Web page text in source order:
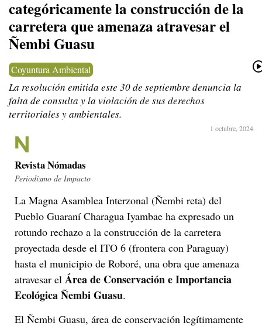
categóricamente la construcción de la
carretera que amenaza atravesar el
Ñembi Guasu
Coyuntura Ambiental
La resolución emitida este 30 de septiembre denuncia la
falta de consulta y la violación de sus derechos
territoriales y ambientales.
1 octubre, 2024
Revista Nómadas
Periodismo de Impacto
La Magna Asamblea Interzonal (Ñembi reta) del
Pueblo Guaraní Charagua Iyambae ha expresado un
rotundo rechazo a la construcción de la carretera
proyectada desde el ITO 6 (frontera con Paraguay)
hasta el municipio de Roboré, una obra que amenaza
atravesar el Área de Conservación e Importancia
Ecológica Ñembi Guasu.
El Ñembi Guasu, área de conservación legítimamente